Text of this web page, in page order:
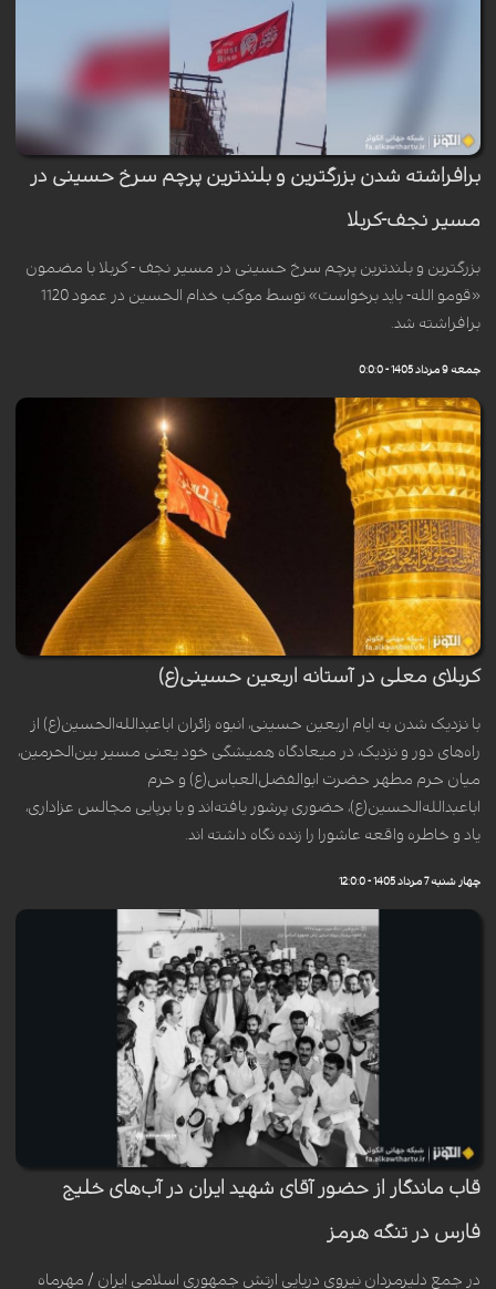
برافراشته شدن بزرگترین و بلندترین پرچم سرخ حسینی در
مسیر نجف-کربلا
بزرگترین و بلندترین پرچم سرخ حسینی در مسیر نجف - کربلا با مضمون
«قومو الله- باید برخواست» توسط موکب خدام الحسین در عمود 1120
برافراشته شد.
جمعه 9 مرداد 1405 - 0:0:0
کربلای معلی در آستانه اربعین حسینی(ع)
با نزدیک شدن به ایام اربعین حسینی، انبوه زائران اباعبدالله‌الحسین(ع) از
راه‌های دور و نزدیک، در میعادگاه همیشگی خود یعنی مسیر بین‌الحرمین،
میان حرم مطهر حضرت ابوالفضل‌العباس(ع) و حرم
اباعبدالله‌الحسین(ع)، حضوری پرشور یافته‌اند و با برپایی مجالس عزاداری،
یاد و خاطره واقعه عاشورا را زنده نگاه داشته اند.
چهار شنبه 7 مرداد 1405 - 12:0:0
قاب ماندگار از حضور آقای شهید ایران در آب‌های خلیج
فارس در تنگه هرمز
در جمع دلیرمردان نیروی دریایی ارتش جمهوری اسلامی ایران / مهرماه